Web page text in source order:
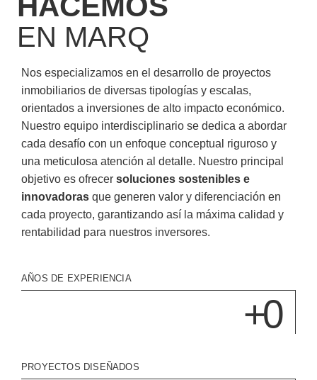
EN MARQ
Nos especializamos en el desarrollo de proyectos
inmobiliarios de diversas tipologías y escalas,
orientados a inversiones de alto impacto económico.
Nuestro equipo interdisciplinario se dedica a abordar
cada desafío con un enfoque conceptual riguroso y
una meticulosa atención al detalle. Nuestro principal
objetivo es ofrecer soluciones sostenibles e
innovadoras que generen valor y diferenciación en
cada proyecto, garantizando así la máxima calidad y
rentabilidad para nuestros inversores.
AÑOS DE EXPERIENCIA
+0
PROYECTOS DISEÑADOS